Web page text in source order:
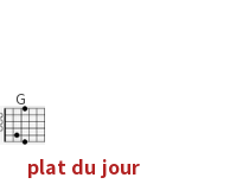
G
plat du jour